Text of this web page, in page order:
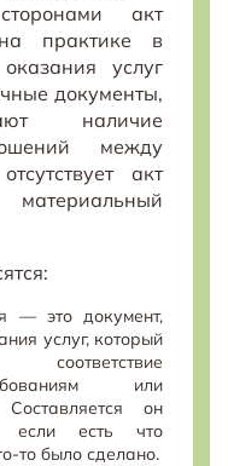
акт
практике в
услуг
документы,
наличие
между
акт
— это документ,
услуг, который
или
он
если есть что
то было сделано.